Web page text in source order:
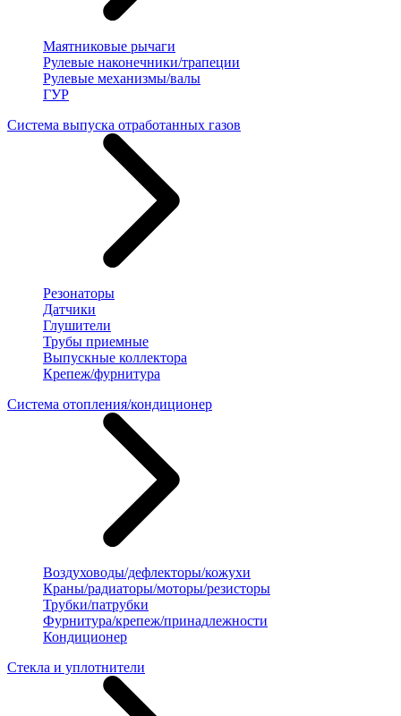
Маятниковые рычаги
Рулевые наконечники/трапеции
Рулевые механизмы/валы
ГУР
Система выпуска отработанных газов
Резонаторы
Датчики
Глушители
Трубы приемные
Выпускные коллектора
Крепеж/фурнитура
Система отопления/кондиционер
Воздуховоды/дефлекторы/кожухи
Краны/радиаторы/моторы/резисторы
Трубки/патрубки
Фурнитура/крепеж/принадлежности
Кондиционер
Стекла и уплотнители